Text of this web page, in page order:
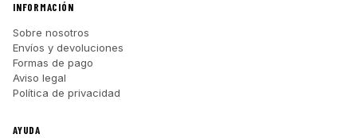
INFORMACIÓN
Sobre nosotros
Envíos y devoluciones
Formas de pago
Aviso legal
Política de privacidad
AYUDA